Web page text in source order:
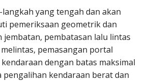
yang tengah dan akan
pemeriksaan geometrik dan
jembatan, pembatasan lalu lintas
pemasangan portal
dengan batas maksimal
pengalihan kendaraan berat dan